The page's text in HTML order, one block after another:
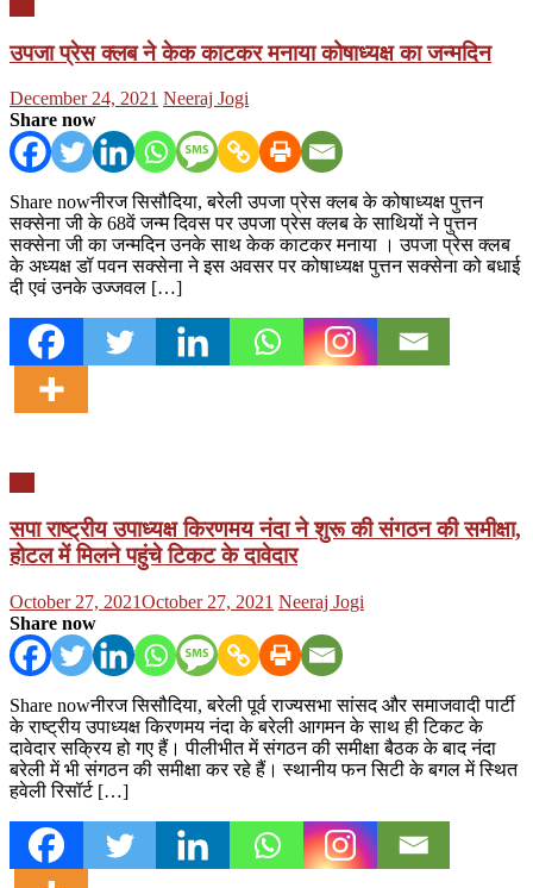
उपजा प्रेस क्लब ने केक काटकर मनाया कोषाध्यक्ष का जन्मदिन
Posted
on
December 24, 2021 Author
Neeraj Jogi
Share now
Share nowनीरज सिसौदिया, बरेली उपजा प्रेस क्लब के कोषाध्यक्ष पुत्तन
सक्सेना जी के 68वें जन्म दिवस पर उपजा प्रेस क्लब के साथियों ने पुत्तन
सक्सेना जी का जन्मदिन उनके साथ केक काटकर मनाया । उपजा प्रेस क्लब
के अध्यक्ष डॉ पवन सक्सेना ने इस अवसर पर कोषाध्यक्ष पुत्तन सक्सेना को बधाई
दी एवं उनके उज्जवल […]
सपा राष्ट्रीय उपाध्यक्ष किरणमय नंदा ने शुरू की संगठन की समीक्षा,
होटल में मिलने पहुंचे टिकट के दावेदार
Posted
on
October 27, 2021October 27, 2021 Author
Neeraj Jogi
Share now
Share nowनीरज सिसौदिया, बरेली पूर्व राज्यसभा सांसद और समाजवादी पार्टी
के राष्ट्रीय उपाध्यक्ष किरणमय नंदा के बरेली आगमन के साथ ही टिकट के
दावेदार सक्रिय हो गए हैं। पीलीभीत में संगठन की समीक्षा बैठक के बाद नंदा
बरेली में भी संगठन की समीक्षा कर रहे हैं। स्थानीय फन सिटी के बगल में स्थित
हवेली रिसॉर्ट […]